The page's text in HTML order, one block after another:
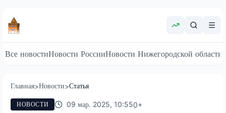
Все новостиНовости РоссииНовости Нижегородской области
Главная>Новости>Статья
НОВОСТИ 09 мар. 2025, 10:550+